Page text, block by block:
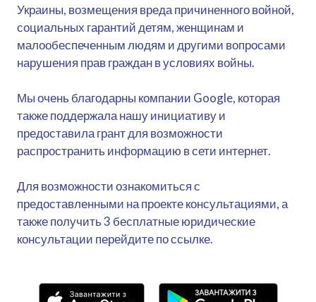
Украины, возмещения вреда причиненного войной,
социальных гарантий детям, женщинам и
малообеспеченным людям и другими вопросами
нарушения прав граждан в условиях войны.
Мы очень благодарны компании Google, которая
также поддержала нашу инициативу и
предоставила грант для возможности
распространить информацию в сети интернет.
Для возможности ознакомиться с
предоставленными на проекте консультациями, а
также получить 3 бесплатные юридические
консультации перейдите по ссылке.